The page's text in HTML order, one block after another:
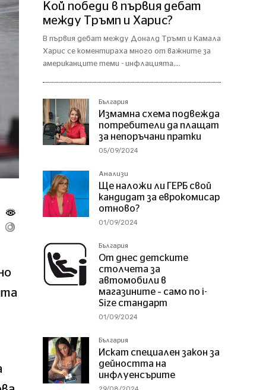
Кой победи в първия дебат
между Тръмп и Харис?
В първия дебат между Доналд Тръмп и Камала
Харис се коментираха много от важните за
американците теми - инфлацията,...
България
Измамна схема подвежда
потребители да плащат
за непоръчани пратки
05/09/2024
Анализи
Ще наложи ли ГЕРБ свой
кандидат за еврокомисар
отново?
01/09/2024
България
От днес детските
столчета за
автомобили в
магазините – само по i-
Size стандарт
01/09/2024
България
Искат специален закон за
дейността на
инфлуенсърите